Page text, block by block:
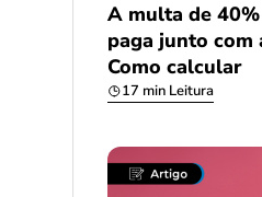
A multa de 40%
paga junto com
Como calcular
17 min Leitura